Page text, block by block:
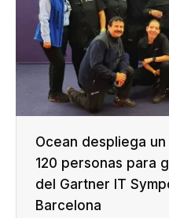
Ocean despliega
120 personas para
del Gartner IT
Barcelona